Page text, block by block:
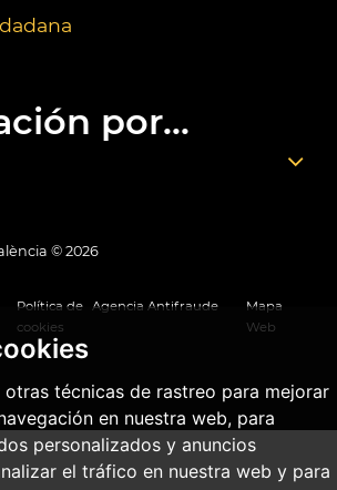
técnicas de rastreo para mejorar
en nuestra web, para
personalizados y anuncios
el tráfico en nuestra web y para
por...
© 2026
Política de
cookies
Agencia Antifraude
Mapa
Web